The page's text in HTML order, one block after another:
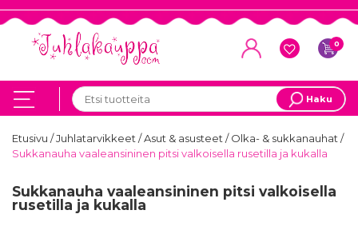
0
Haku
Etusivu /Juhlatarvikkeet/Asut & asusteet/Olka- & sukkanauhat/
Sukkanauha vaaleansininen pitsi valkoisella rusetilla ja kukalla
Sukkanauha vaaleansininen pitsi valkoisella
rusetilla ja kukalla